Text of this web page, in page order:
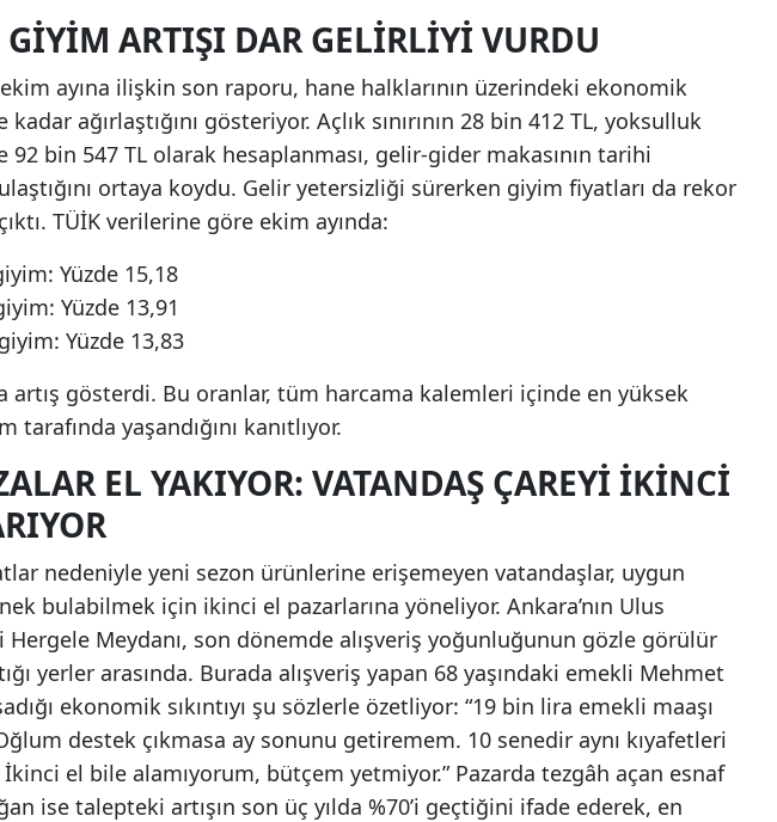
ARTIŞI DAR GELIRLIYI VURDU
ekim ayına ilişkin son raporu, hane halklarının üzerindeki ekonomik
kadar ağırlaştığını gösteriyor. Açlık sınırının 28 bin 412 TL, yoksulluk
92 bin 547 TL olarak hesaplanması, gelir-gider makasının tarihi
ortaya koydu. Gelir yetersizliği sürerken giyim fiyatları da rekor
TÜİK verilerine göre ekim ayında:
Yüzde 15,18
Yüzde 13,91
Yüzde 13,83
artış gösterdi. Bu oranlar, tüm harcama kalemleri içinde en yüksek
tarafında yaşandığını kanıtlıyor.
EL YAKIYOR: VATANDAŞ ÇAREYI İKINCI
nedeniyle yeni sezon ürünlerine erişemeyen vatandaşlar, uygun
bulabilmek için ikinci el pazarlarına yöneliyor. Ankara’nın Ulus
Meydanı, son dönemde alışveriş yoğunluğunun gözle görülür
yerler arasında. Burada alışveriş yapan 68 yaşındaki emekli Mehmet
ekonomik sıkıntıyı şu sözlerle özetliyor: “19 bin lira emekli maaşı
destek çıkmasa ay sonunu getiremem. 10 senedir aynı kıyafetleri
el bile alamıyorum, bütçem yetmiyor.” Pazarda tezgâh açan esnaf
ise talepteki artışın son üç yılda %70’i geçtiğini ifade ederek, en